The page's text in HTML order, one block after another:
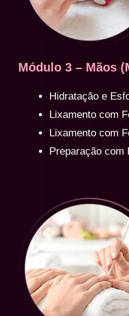
Módulo 3 – Mãos
Hidratação e
Lixamento com
Lixamento com
Preparação com